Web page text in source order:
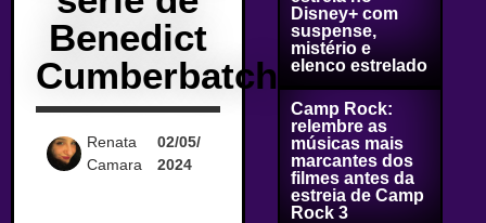
Benedict
Cumberbatch
Renata
Camara
02/05/
2024
Disney+ com
suspense,
mistério e
elenco estrelado
Camp Rock:
relembre as
músicas mais
marcantes dos
filmes antes da
estreia de Camp
Rock 3